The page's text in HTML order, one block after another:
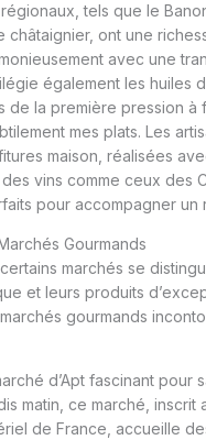
tels que le
châtaignier, ont une
avec une
également les huiles
de la première pression à
mes plats. Les
maison, réalisées
vins comme ceux des
pour accompagner un
Gourmands
marchés se
et leurs produits
gourmands
d’Apt fascinant pour
matin, ce marché, inscrit
de France, accueille